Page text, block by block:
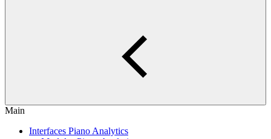
Main
Interfaces Piano Analytics